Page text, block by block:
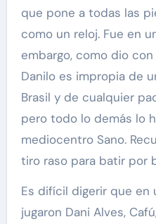
que pone a todas las
como un reloj. Fue en
embargo, como dio
Danilo es impropia de
Brasil y de cualquier
pero todo lo demás lo
mediocentro Sano.
tiro raso para batir por
Es difícil digerir que en
jugaron Dani Alves,